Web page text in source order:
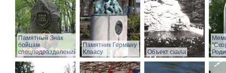
Памятный Знак
бойцам
спецподразделений
Памятник Герману
Клаасу
Объект скала